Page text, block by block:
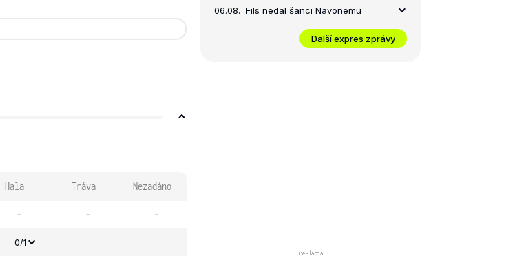
Hala Tráva Nezadáno
- - -
0/1 - -
06.08. Fils nedal šanci Navonemu
Další expres zprávy